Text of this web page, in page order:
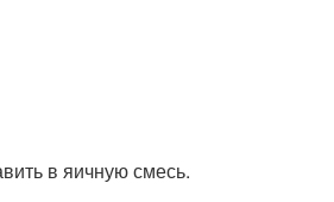
в яичную смесь.